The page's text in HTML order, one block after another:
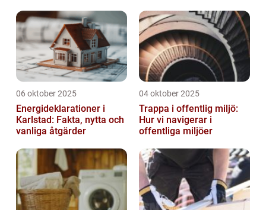
06 oktober 2025
Energideklarationer i
Karlstad: Fakta, nytta och
vanliga åtgärder
04 oktober 2025
Trappa i offentlig miljö:
Hur vi navigerar i
offentliga miljöer